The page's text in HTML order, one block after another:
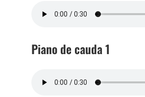
Piano de cauda 1